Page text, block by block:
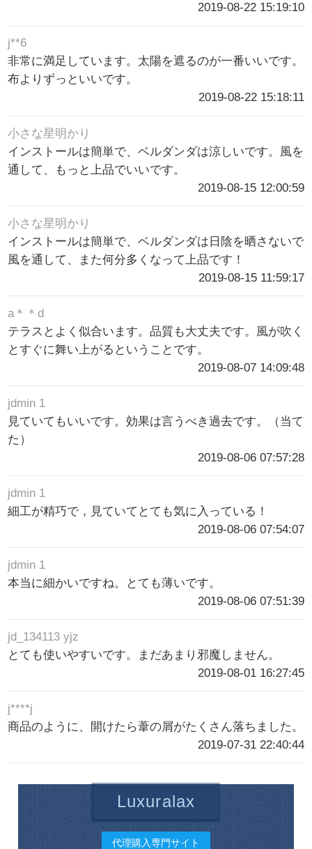
2019-08-22 15:19:10
j**6
非常に満足しています。太陽を遮るのが一番いいです。
布よりずっといいです。
2019-08-22 15:18:11
小さな星明かり
インストールは簡単で、ベルダンダは涼しいです。風を
通して、もっと上品でいいです。
2019-08-15 12:00:59
小さな星明かり
インストールは簡単で、ベルダンダは日陰を晒さないで
風を通して、また何分多くなって上品です！
2019-08-15 11:59:17
a＊＊d
テラスとよく似合います。品質も大丈夫です。風が吹く
とすぐに舞い上がるということです。
2019-08-07 14:09:48
jdmin 1
見ていてもいいです。効果は言うべき過去です。（当て
た）
2019-08-06 07:57:28
jdmin 1
細工が精巧で，見ていてとても気に入っている！
2019-08-06 07:54:07
jdmin 1
本当に細かいですね。とても薄いです。
2019-08-06 07:51:39
jd_134113 yjz
とても使いやすいです。まだあまり邪魔しません。
2019-08-01 16:27:45
j****j
商品のように、開けたら葦の屑がたくさん落ちました。
2019-07-31 22:40:44
Luxuralax
代理購入専門サイト